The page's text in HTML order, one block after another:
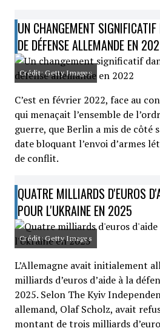
UN CHANGEMENT
DE DÉFENSE ALLEMANDE EN
Crédit: Getty Images
C’est en février 2022, face au
qui menaçait l’ensemble de
guerre, que Berlin a mis de côté
date bloquant l’envoi d’armes
de conflit.
QUATRE MILLIARDS D'EUROS
POUR L'UKRAINE EN 2025
Crédit: Getty Images
L’Allemagne avait initialement
milliards d’euros d’aide à la
2025. Selon The Kyiv
allemand, Olaf Scholz, avait
montant de trois milliards